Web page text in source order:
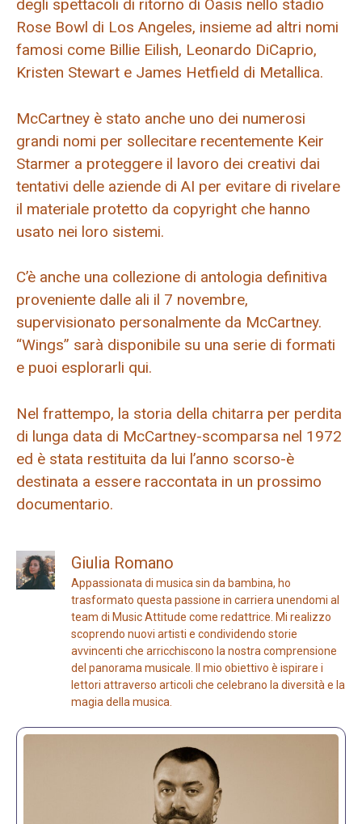
degli spettacoli di ritorno di Oasis nello stadio
Rose Bowl di Los Angeles, insieme ad altri nomi
famosi come Billie Eilish, Leonardo DiCaprio,
Kristen Stewart e James Hetfield di Metallica.
McCartney è stato anche uno dei numerosi
grandi nomi per sollecitare recentemente Keir
Starmer a proteggere il lavoro dei creativi dai
tentativi delle aziende di AI per evitare di rivelare
il materiale protetto da copyright che hanno
usato nei loro sistemi.
C’è anche una collezione di antologia definitiva
proveniente dalle ali il 7 novembre,
supervisionato personalmente da McCartney.
“Wings” sarà disponibile su una serie di formati
e puoi esplorarli qui.
Nel frattempo, la storia della chitarra per perdita
di lunga data di McCartney-scomparsa nel 1972
ed è stata restituita da lui l’anno scorso-è
destinata a essere raccontata in un prossimo
documentario.
Giulia Romano
Appassionata di musica sin da bambina, ho
trasformato questa passione in carriera unendomi al
team di Music Attitude come redattrice. Mi realizzo
scoprendo nuovi artisti e condividendo storie
avvincenti che arricchiscono la nostra comprensione
del panorama musicale. Il mio obiettivo è ispirare i
lettori attraverso articoli che celebrano la diversità e la
magia della musica.